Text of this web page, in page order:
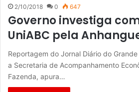
2/10/2018 0 647
Governo investiga
UniABC pela
Reportagem do Jornal Diário do
a Secretaria de Acompanhamento
Fazenda, apura…